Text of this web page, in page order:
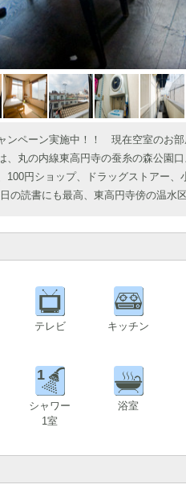
ンペーン実施中！！ 現在空室の
丸の内線東高円寺の蚕糸の森公園
円ショップ、ドラッグストアー
の読書にも最高、東高円寺傍の温水
テレビ キッチン
1
シャワー
1室
浴室